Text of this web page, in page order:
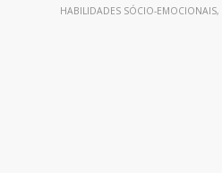
HABILIDADES SÓCIO-EMOCIONAIS,